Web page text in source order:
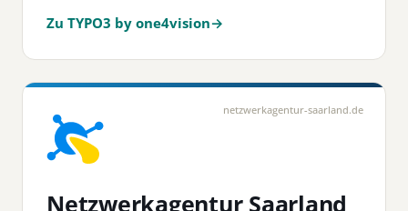
Zu TYPO3 by one4vision→
netzwerkagentur-saarland.de
Netzwerkagentur Saarland